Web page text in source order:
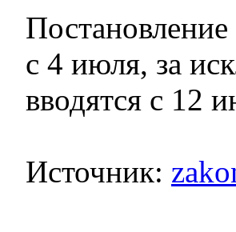
Постановление
с 4 июля, за
вводятся с 12
Источник: